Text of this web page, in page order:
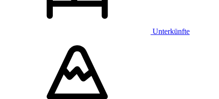
Unterkünfte